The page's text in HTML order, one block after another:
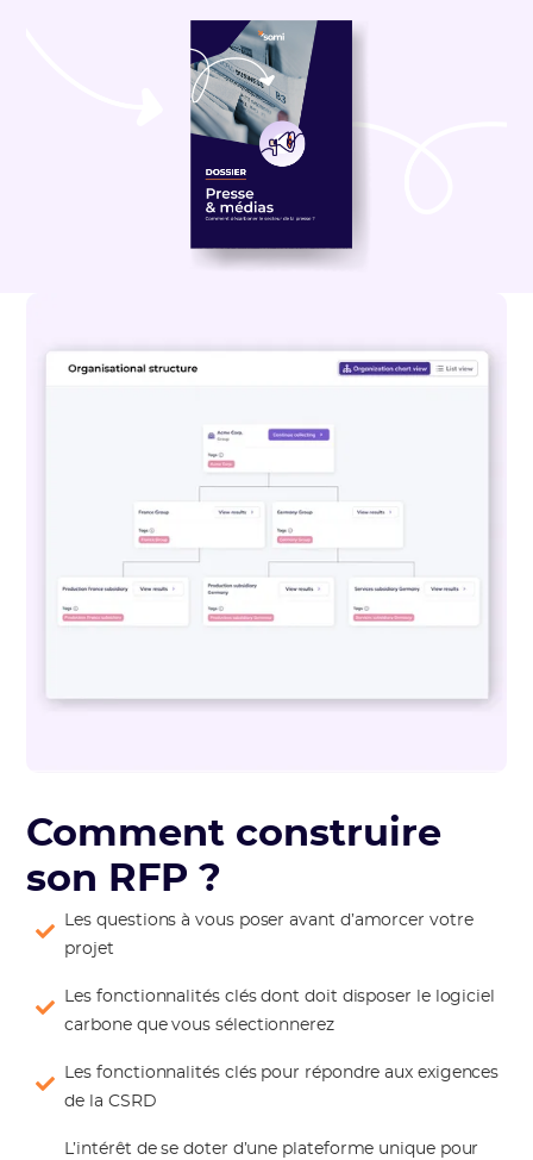
Comment construire
son RFP ?
Les questions à vous poser avant d’amorcer votre
projet
Les fonctionnalités clés dont doit disposer le logiciel
carbone que vous sélectionnerez
Les fonctionnalités clés pour répondre aux exigences
de la CSRD
L’intérêt de se doter d’une plateforme unique pour